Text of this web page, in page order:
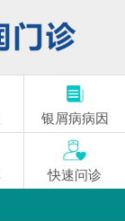
银屑病病因
快速问诊